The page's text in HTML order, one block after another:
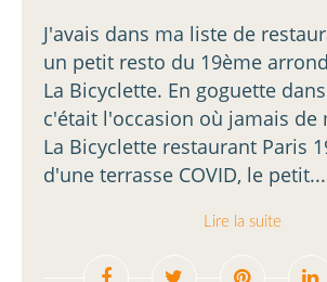
J'avais dans ma liste de
un petit resto du 19ème
La Bicyclette. En goguette
c'était l'occasion où jamais de
La Bicyclette restaurant Paris
d'une terrasse COVID, le petit...
Lire la suite